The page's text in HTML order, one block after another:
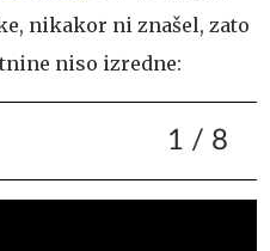
nikakor ni znašel, zato
niso izredne:
1 / 8